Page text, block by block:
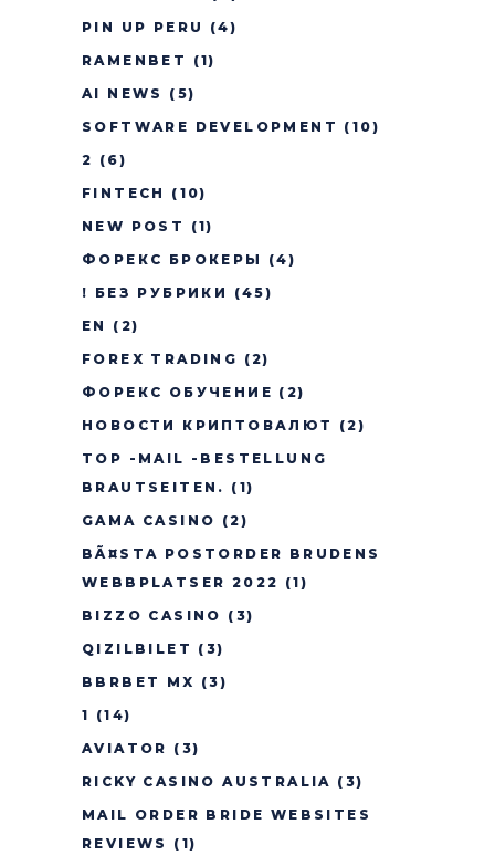
PIN UP PERU
(4)
RAMENBET
(1)
AI NEWS
(5)
SOFTWARE DEVELOPMENT (10)
2 (6)
FINTECH
(10)
NEW POST
(1)
ФОРЕКС БРОКЕРЫ
(4)
! БЕЗ РУБРИКИ
(45)
EN
(2)
FOREX TRADING (2)
ФОРЕКС ОБУЧЕНИЕ (2)
НОВОСТИ КРИПТОВАЛЮТ
(2)
TOP -MAIL -BESTELLUNG
BRAUTSEITEN. (1)
GAMA CASINO (2)
BÃ¤STA POSTORDER BRUDENS
WEBBPLATSER 2022 (1)
BIZZO CASINO (3)
QIZILBILET (3)
BBRBET MX (3)
1 (14)
AVIATOR (3)
RICKY CASINO AUSTRALIA (3)
MAIL ORDER BRIDE WEBSITES
REVIEWS
(1)